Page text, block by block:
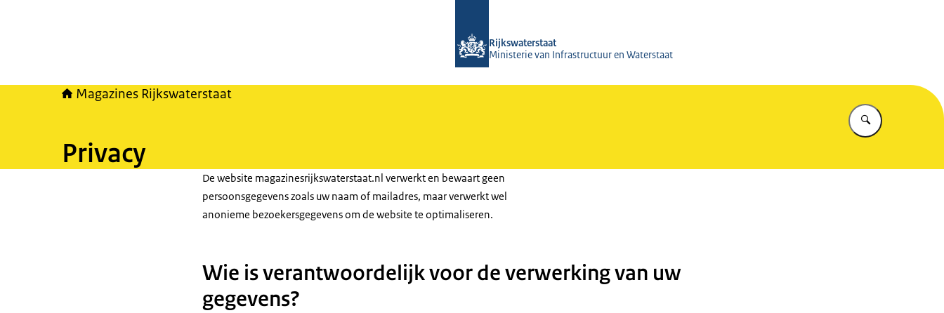
Rijkswaterstaat
Ministerie van Infrastructuur en Waterstaat
Magazines Rijkswaterstaat
Vul in wat u
Privacy
De website magazinesrijkswaterstaat.nl verwerkt en bewaart geen
persoonsgegevens zoals uw naam of mailadres, maar verwerkt wel
anonieme bezoekersgegevens om de website te optimaliseren.
Wie is verantwoordelijk voor de verwerking van uw
gegevens?